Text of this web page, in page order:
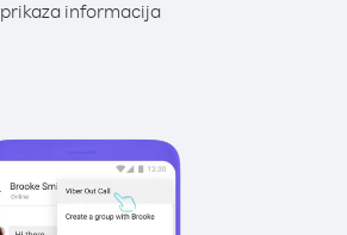
prikaza informacija